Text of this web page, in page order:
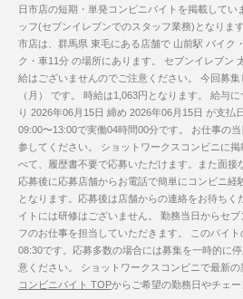
日市店の短期・単発コンビニバイトを掲載してい
ッフ(セブンイレブンでのスタッフ業務)となりま
市店は、群馬県 東毛にある店舗で 山前駅 バイク
ク・車11分 の場所にあります。 セブンイレブン
給はございませんのでご注意ください。 今回募
（月） です。 時給は1,063円となります。 給与
り 2026年06月15日 締め 2026年06月15日 が支払
09:00〜13:00で実働04時間00分です。 お仕事の
参してください。 ショットワークスコンビニに
べて、履歴書不要で応募いただけます。また面接
応募後に応募店舗からお電話で簡単にコンビニ経
となります。応募後は店舗からの連絡をお待ち
イトには研修はございません。 勤務当日からセ
フのお仕事を担当していただきます。 このバイ
08:30です。応募多数の場合には募集を一時的に
意ください。 ショットワークスコンビニで最新
コンビニバイト TOPからご希望の勤務日やチェ